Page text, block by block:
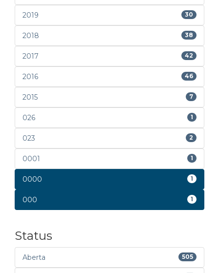
2019 30
2018 38
2017 42
2016 46
2015 7
026 1
023 2
0001 1
0000 1
000 1
Status
Aberta 505